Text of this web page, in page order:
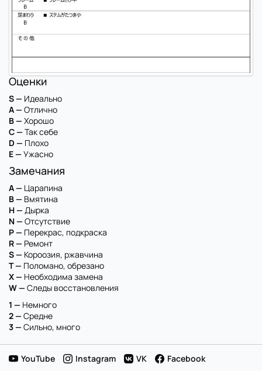
Оценки
S — Идеально
A — Отлично
B — Хорошо
C — Так себе
D — Плохо
E — Ужасно
Замечания
A — Царапина
B — Вмятина
H — Дырка
N — Отсутствие
P — Перекрас, подкраска
R — Ремонт
S — Короозия, ржавчина
T — Поломано, обрезано
X — Необходима замена
W — Следы восстановления
1 — Немного
2 — Средне
3 — Сильно, много
YouTube Instagram VK Facebook